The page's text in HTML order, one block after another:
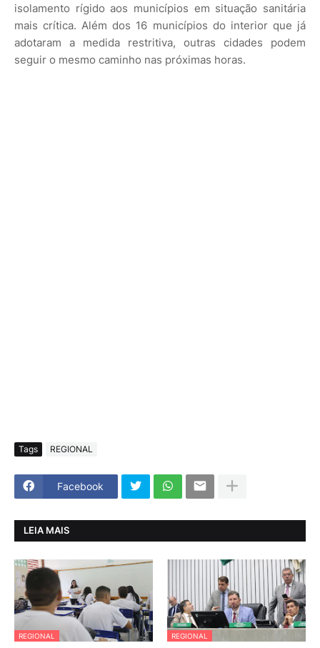
isolamento rígido aos municípios em situação sanitária
mais crítica. Além dos 16 municípios do interior que já
adotaram a medida restritiva, outras cidades podem
seguir o mesmo caminho nas próximas horas.
Tags REGIONAL
Facebook
LEIA MAIS
REGIONAL REGIONAL